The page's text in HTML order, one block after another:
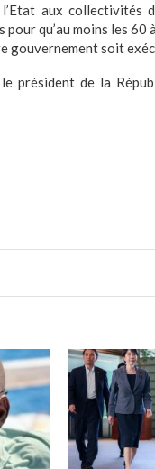
aux collectivités
qu’au moins les 60
gouvernement soit
président de la